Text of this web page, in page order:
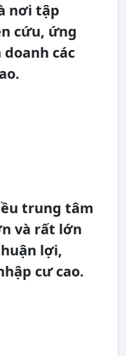
nơi tập
cứu, ứng
các
trung tâm
và rất lớn
lợi,
cư cao.